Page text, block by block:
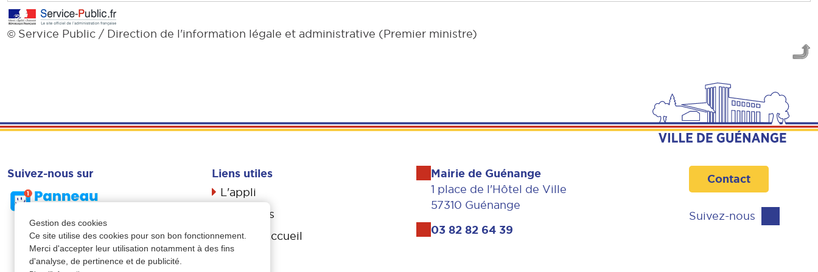
Gestion des cookies
Ce site utilise des cookies pour son bon fonctionnement.
Merci d'accepter leur utilisation notamment à des fins
d'analyse, de pertinence et de publicité.
© Service Public / Direction de l'information légale et administrative (Premier ministre)
Suivez-nous sur Liens utiles
L'appli
Actualités
Livret d’accueil
Mairie de Guénange
1 place de l'Hôtel de Ville
57310 Guénange
03 82 82 64 39
Contact
Suivez-nous